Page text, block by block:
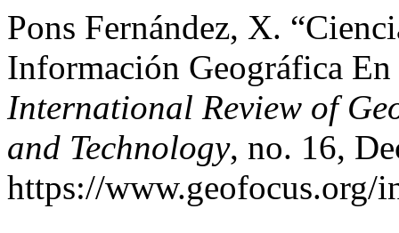
Pons Fernández, X.
Información Geográfica
International Review of
and Technology, no. 16,
https://www.geofocus.org/